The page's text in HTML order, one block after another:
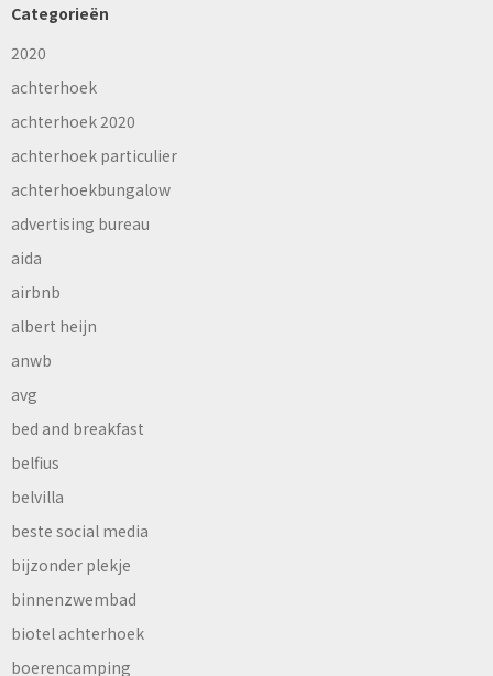
Categorieën
2020
achterhoek
achterhoek 2020
achterhoek particulier
achterhoekbungalow
advertising bureau
aida
airbnb
albert heijn
anwb
avg
bed and breakfast
belfius
belvilla
beste social media
bijzonder plekje
binnenzwembad
biotel achterhoek
boerencamping